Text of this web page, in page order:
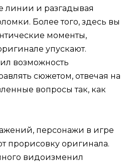
линии и разгадывая
Более того, здесь вы
моменты,
упускают.
возможность
сюжетом, отвечая на
вопросы так, как
персонажи в игре
прорисовку оригинала.
видоизменил